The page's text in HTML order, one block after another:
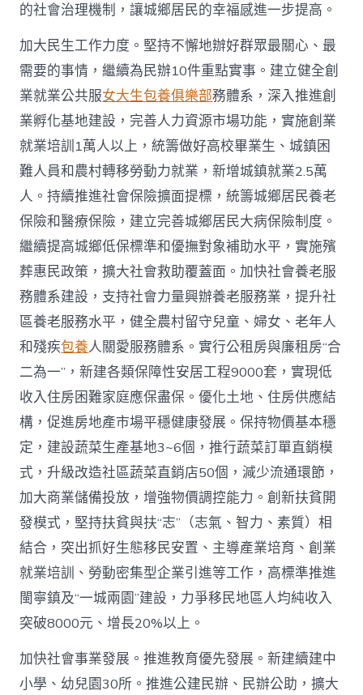
的社會治理機制，讓城鄉居民的幸福感進一步提高。
加大民生工作力度。堅持不懈地辦好群眾最關心、最
需要的事情，繼續為民辦10件重點實事。建立健全創
業就業公共服女大生包養俱樂部務體系，深入推進創
業孵化基地建設，完善人力資源市場功能，實施創業
就業培訓1萬人以上，統籌做好高校畢業生、城鎮困
難人員和農村轉移勞動力就業，新增城鎮就業2.5萬
人。持續推進社會保險擴面提標，統籌城鄉居民養老
保險和醫療保險，建立完善城鄉居民大病保險制度。
繼續提高城鄉低保標準和優撫對象補助水平，實施殯
葬惠民政策，擴大社會救助覆蓋面。加快社會養老服
務體系建設，支持社會力量興辦養老服務業，提升社
區養老服務水平，健全農村留守兒童、婦女、老年人
和殘疾包養人關愛服務體系。實行公租房與廉租房“合
二為一”，新建各類保障性安居工程9000套，實現低
收入住房困難家庭應保盡保。優化土地、住房供應結
構，促進房地產市場平穩健康發展。保持物價基本穩
定，建設蔬菜生產基地3~6個，推行蔬菜訂單直銷模
式，升級改造社區蔬菜直銷店50個，減少流通環節，
加大商業儲備投放，增強物價調控能力。創新扶貧開
發模式，堅持扶貧與扶“志”（志氣、智力、素質）相
結合，突出抓好生態移民安置、主導產業培育、創業
就業培訓、勞動密集型企業引進等工作，高標準推進
閩寧鎮及“一城兩園”建設，力爭移民地區人均純收入
突破8000元、增長20%以上。
加快社會事業發展。推進教育優先發展。新建續建中
小學、幼兒園30所。推進公建民辦、民辦公助，擴大